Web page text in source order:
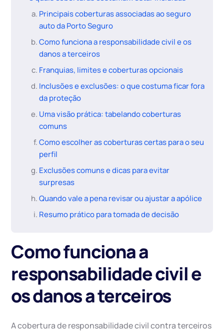
Principais coberturas associadas ao seguro
auto da Porto Seguro
Como funciona a responsabilidade civil e os
danos a terceiros
Franquias, limites e coberturas opcionais
Inclusões e exclusões: o que costuma ficar fora
da proteção
Uma visão prática: tabelando coberturas
comuns
Como escolher as coberturas certas para o seu
perfil
Exclusões comuns e dicas para evitar
surpresas
Quando vale a pena revisar ou ajustar a apólice
Resumo prático para tomada de decisão
Como funciona a
responsabilidade civil e
os danos a terceiros
A cobertura de responsabilidade civil contra terceiros